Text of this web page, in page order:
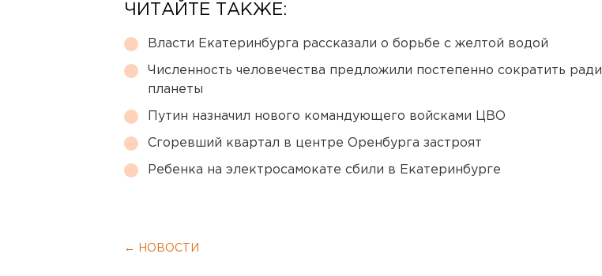
ЧИТАЙТЕ ТАКЖЕ:
Власти Екатеринбурга рассказали о борьбе с желтой водой
Численность человечества предложили постепенно сократить ради
планеты
Путин назначил нового командующего войсками ЦВО
Сгоревший квартал в центре Оренбурга застроят
Ребенка на электросамокате сбили в Екатеринбурге
← НОВОСТИ